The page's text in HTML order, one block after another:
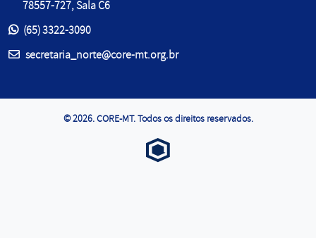
78557-727, Sala C6
Entre em contato pelos telefones:
(65) 3322-3090
E-mail:secretaria_norte@core-mt.org.br
© 2026. CORE-MT. Todos os direitos reservados.